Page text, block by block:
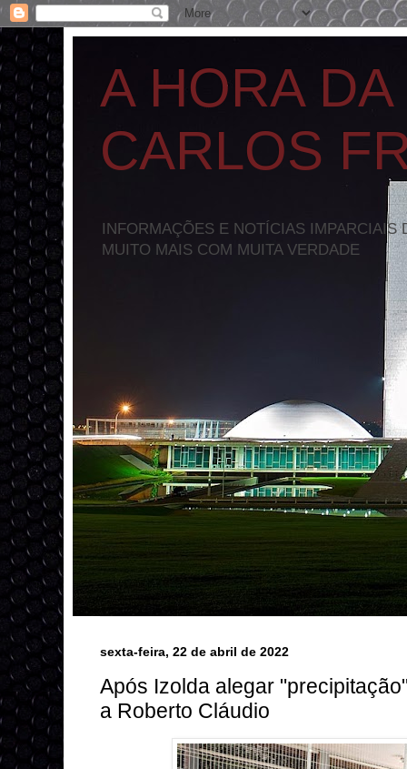
A HORA
CARLOS
INFORMAÇÕES E NOTÍCIAS
MUITO MAIS COM MUITA VERDADE
sexta-feira, 22 de abril de 2022
Após Izolda alegar
a Roberto Cláudio